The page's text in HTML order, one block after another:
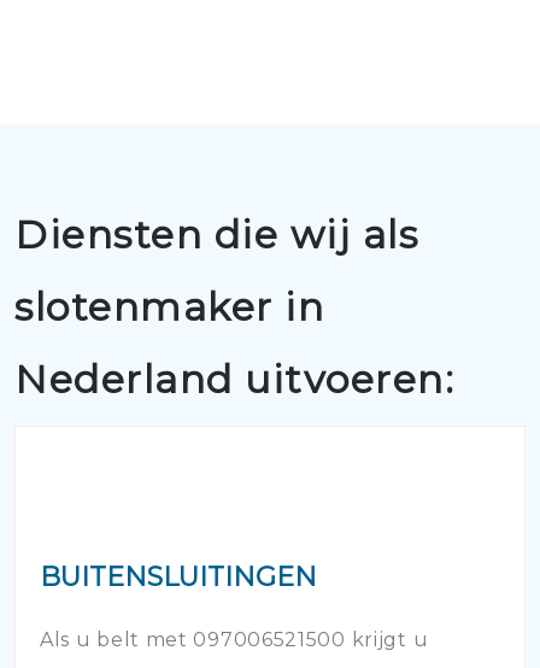
Diensten die wij als
slotenmaker in
Nederland uitvoeren:
BUITENSLUITINGEN
Als u belt met 097006521500 krijgt u